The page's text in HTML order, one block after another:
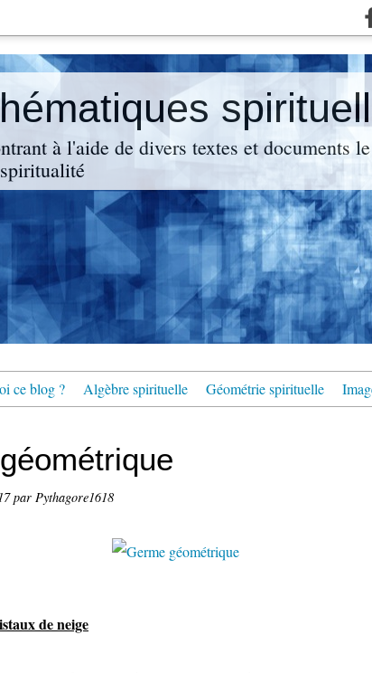
à l'aide de divers textes et documents
ce blog ? Algèbre spirituelle Géométrie spirituelle
par Pythagore1618
de neige